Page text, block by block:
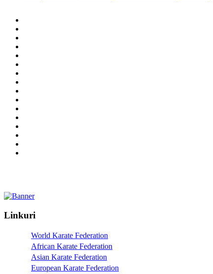
Linkuri
World Karate Federation
African Karate Federation
Asian Karate Federation
European Karate Federation